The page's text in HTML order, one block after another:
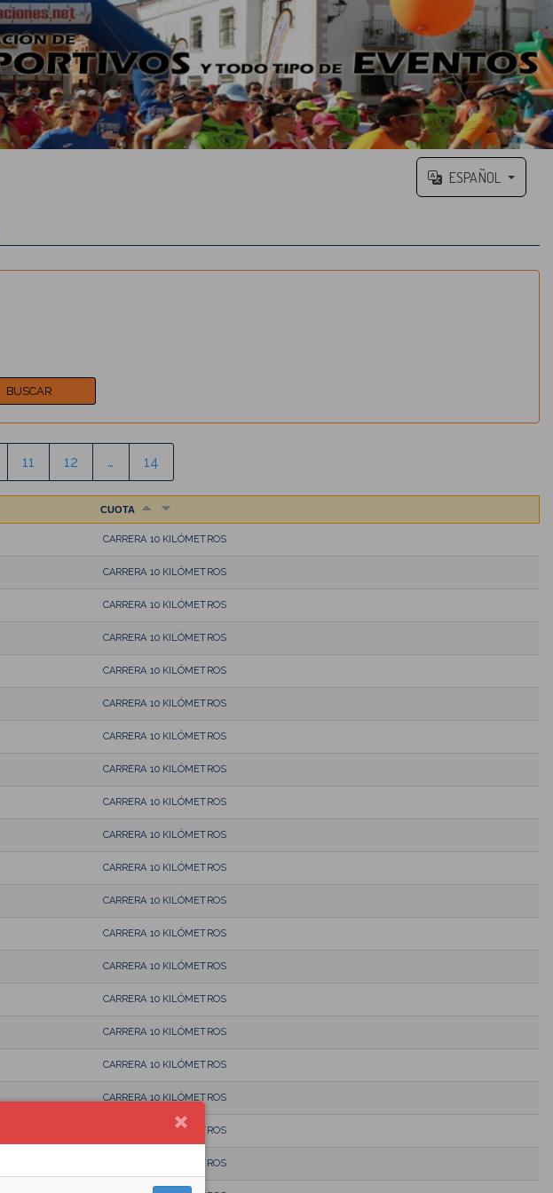
ESPAÑOL
11 12 … 14
CUOTA
CARRERA 10 KILÓMETROS
CARRERA 10 KILÓMETROS
CARRERA 10 KILÓMETROS
CARRERA 10 KILÓMETROS
CARRERA 10 KILÓMETROS
CARRERA 10 KILÓMETROS
CARRERA 10 KILÓMETROS
CARRERA 10 KILÓMETROS
CARRERA 10 KILÓMETROS
CARRERA 10 KILÓMETROS
CARRERA 10 KILÓMETROS
CARRERA 10 KILÓMETROS
CARRERA 10 KILÓMETROS
CARRERA 10 KILÓMETROS
CARRERA 10 KILÓMETROS
CARRERA 10 KILÓMETROS
CARRERA 10 KILÓMETROS
CARRERA 10 KILÓMETROS
CARRERA 10 KILÓMETROS
CARRERA 10 KILÓMETROS